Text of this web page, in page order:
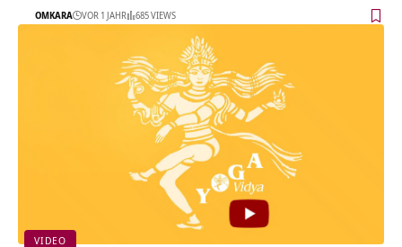
OMKARA VOR 1 JAHR 685 VIEWS
VIDEO